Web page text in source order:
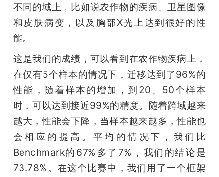
不同的域上，比如说农作物的疾病、卫星图像
和皮肤病变，以及胸部X光上达到很好的性
能。
这是我们的成绩，可以看到在农作物疾病上，
在仅有5个样本的情况下，迁移达到了96%的
性能，随着样本的增加，到20、50个样本
时，可以达到接近99%的精度。随着跨域越来
越大，性能会下降，当样本越来越多，性能也
会相应的提高。平均的情况下，我们比
Benchmark的67%多了7%，我们的结论是
73.78%。在这个比赛中，我们用了一个框架